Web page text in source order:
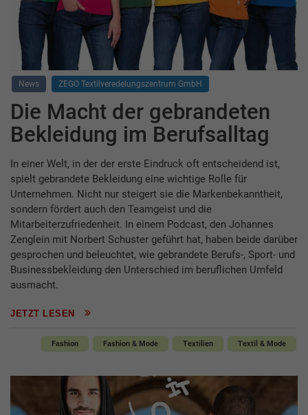
News ZEGO Textilveredelungszentrum GmbH
Die Macht der gebrandeten
Bekleidung im Berufsalltag
In einer Welt, in der der erste Eindruck oft entscheidend ist,
spielt gebrandete Bekleidung eine wichtige Rolle für
Unternehmen. Nicht nur steigert sie die Markenbekanntheit,
sondern fördert auch den Teamgeist und die
Mitarbeiterzufriedenheit. In einem Podcast, den Johannes
Zenglein mit Norbert Schuster geführt hat, haben beide darüber
gesprochen und beleuchtet, wie gebrandete Berufs-, Sport- und
Businessbekleidung den Unterschied im beruflichen Umfeld
ausmacht.
JETZT LESEN
Fashion Fashion & Mode Textilien Textil & Mode